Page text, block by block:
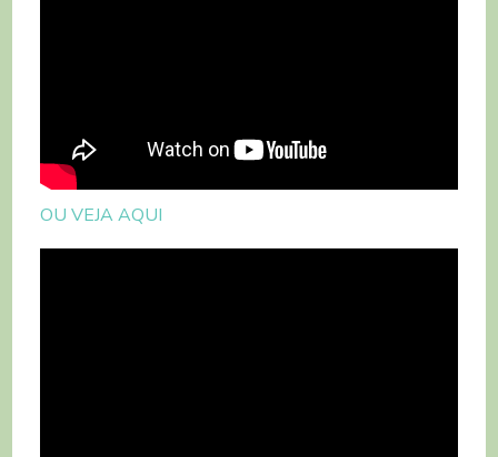
OU VEJA AQUI